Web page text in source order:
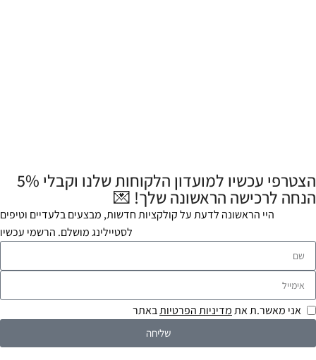
הצטרפי עכשיו למועדון הלקוחות שלנו וקבלי 5%
הנחה לרכישה הראשונה שלך! 💌
היי הראשונה לדעת על קולקציות חדשות, מבצעים בלעדיים וטיפים
לסטיילינג מושלם. הרשמי עכשיו
אני מאשר.ת אתמדיניות הפרטיותבאתר
שליחה